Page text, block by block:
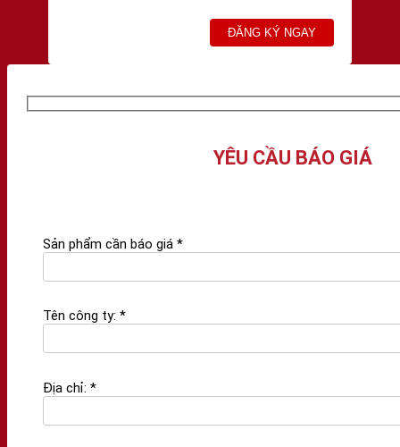
YÊU CẦU BÁO GIÁ
Sản phẩm cần báo giá *
Tên công ty: *
Địa chỉ: *